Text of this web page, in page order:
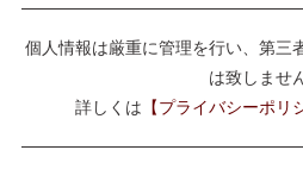
個人情報は厳重に管理を行い、第三
は致しませ
詳しくは 【プライバシーポリ